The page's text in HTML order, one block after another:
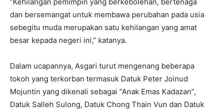
“Kehilangan pemimpin yang berkebolehan, bertenaga
dan bersemangat untuk membawa perubahan pada usia
sebegitu muda merupakan satu kehilangan yang amat
besar kepada negeri ini,” katanya.
Dalam ucapannya, Asgari turut mengenang beberapa
tokoh yang terkorban termasuk Datuk Peter Joinud
Mojuntin yang dikenali sebagai “Anak Emas Kadazan”,
Datuk Salleh Sulong, Datuk Chong Thain Vun dan Datuk